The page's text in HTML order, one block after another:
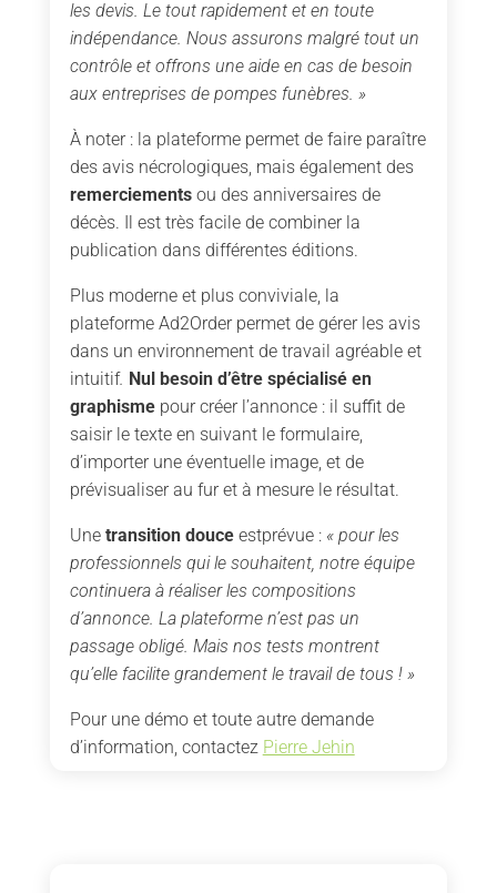
les devis. Le tout rapidement et en toute
indépendance. Nous assurons malgré tout un
contrôle et offrons une aide en cas de besoin
aux entreprises de pompes funèbres. »
À noter : la plateforme permet de faire paraître
des avis nécrologiques, mais également des
remerciementsou des anniversaires de
décès. Il est très facile de combiner la
publication dans différentes éditions.
Plus moderne et plus conviviale, la
plateforme Ad2Order permet de gérer les avis
dans un environnement de travail agréable et
intuitif. Nul besoin d’être spécialisé en
graphismepour créer l’annonce : il suffit de
saisir le texte en suivant le formulaire,
d’importer une éventuelle image, et de
prévisualiser au fur et à mesure le résultat.
Une transition douceestprévue : « pour les
professionnels qui le souhaitent, notre équipe
continuera à réaliser les compositions
d’annonce. La plateforme n’est pas un
passage obligé. Mais nos tests montrent
qu’elle facilite grandement le travail de tous ! »
Pour une démo et toute autre demande
d’information, contactez Pierre Jehin